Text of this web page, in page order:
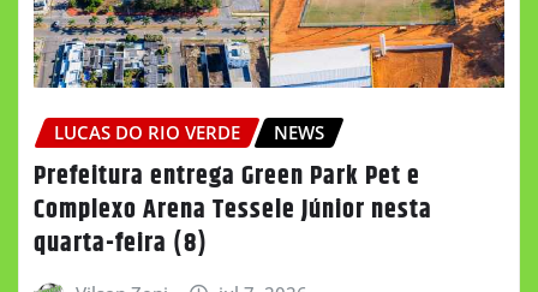
LUCAS DO RIO VERDE NEWS
Prefeitura entrega Green Park Pet e
Complexo Arena Tessele Júnior nesta
quarta-feira (8)